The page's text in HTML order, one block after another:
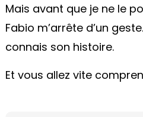
Mais avant que je ne le
Fabio m’arrête d’un
connais son histoire.
Et vous allez vite